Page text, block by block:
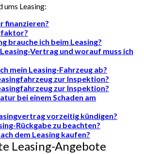
Leasing:
finanzieren?
brauche ich beim Leasing?
Vertrag und worauf muss ich
mein Leasing-Fahrzeug ab?
zur Inspektion?
zur Inspektion?
bei einem Schaden am
vorzeitig kündigen?
Rückgabe zu beachten?
dem Leasing kaufen?
Leasing-Angebote